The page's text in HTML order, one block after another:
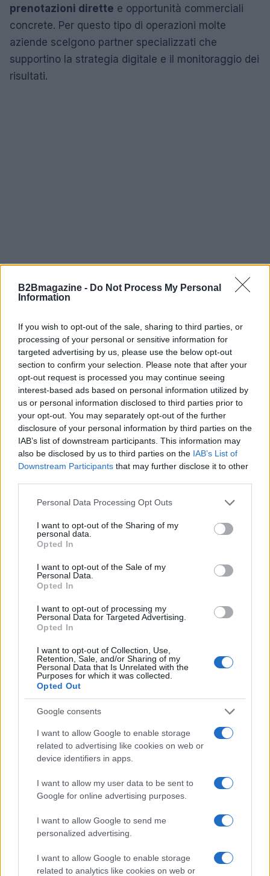
B2Bmagazine - Do Not Process My Personal
Information
If you wish to opt-out of the sale, sharing to third parties, or
processing of your personal or sensitive information for
targeted advertising by us, please use the below opt-out
section to confirm your selection. Please note that after your
opt-out request is processed you may continue seeing
interest-based ads based on personal information utilized by
us or personal information disclosed to third parties prior to
your opt-out. You may separately opt-out of the further
disclosure of your personal information by third parties on the
IAB’s list of downstream participants. This information may
also be disclosed by us to third parties on the IAB’s List of
Downstream Participants that may further disclose it to other
Please note that this website/app uses one or more Google
not limited to your visit or usage behaviour. You may click to
grant or deny consent to Google and its third-party tags to
use your data for below specified purposes in below Google
consent section.
Personal Data Processing Opt Outs
I want to opt-out of the Sharing of my
personal data.
Opted In
I want to opt-out of the Sale of my
Personal Data.
Opted In
I want to opt-out of processing my
Personal Data for Targeted Advertising.
Opted In
I want to opt-out of Collection, Use,
Retention, Sale, and/or Sharing of my
Personal Data that Is Unrelated with the
Purposes for which it was collected.
Opted Out
Google consents
I want to allow Google to enable storage
related to advertising like cookies on web or
device identifiers in apps.
I want to allow my user data to be sent to
Google for online advertising purposes.
I want to allow Google to send me
personalized advertising.
I want to allow Google to enable storage
related to analytics like cookies on web or
prenotazioni dirette e opportunità commerciali
concrete. Per questo tipo di operazioni molte
aziende scelgono partner specializzati che
supportino la strategia digitale e il monitoraggio dei
risultati.
il ritorno dall’investimento fieristico: Retargo, ad
esempio, accompagna itour operatorcon
strategie integrate di
SEO advertising e content
marketingpensate per convertire la presenza in
fiera inlead qualificati e prenotazioni dirette.
Pianificazione, strumenti digitali e misurazione
restano gli elementi chiave per ottenere risultati
tangibili da ogni manifestazione.
Edoardo Marchesi
Edoardo Marchesi, voce delle notizie di
Palermo, ricorda la notte in cui seguì il corteo
in via Maqueda e decise di chiedere carte e
nomi: da allora predilige verifiche sul campo.
In redazione guida l’agenda delle emergenze
e custodisce una collezione di vecchie